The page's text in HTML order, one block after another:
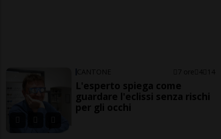
CANTONE 7 ore 4 14
L'esperto spiega come
guardare l'eclissi senza rischi
per gli occhi